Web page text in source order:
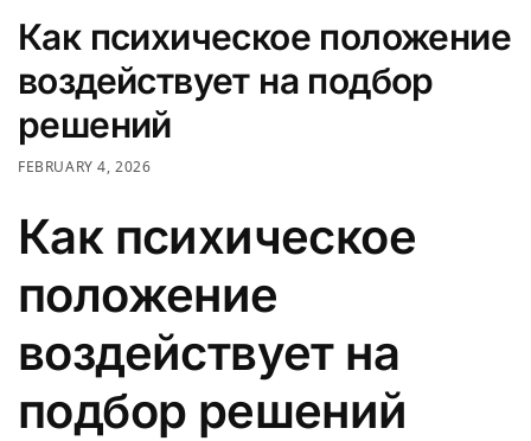
Как психическое положение
воздействует на подбор
решений
FEBRUARY 4, 2026
Как психическое
положение
воздействует на
подбор решений